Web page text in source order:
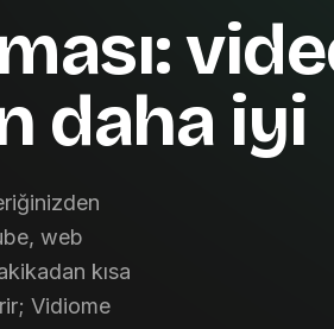
daha iyi
web
kısa
Vidiome